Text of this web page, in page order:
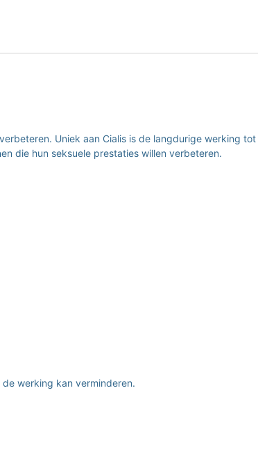
Uniek aan Cialis is de langdurige werking
die hun seksuele prestaties willen verbeteren.
werking kan verminderen.